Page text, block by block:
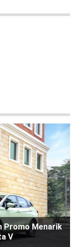
Promo Menarik
V